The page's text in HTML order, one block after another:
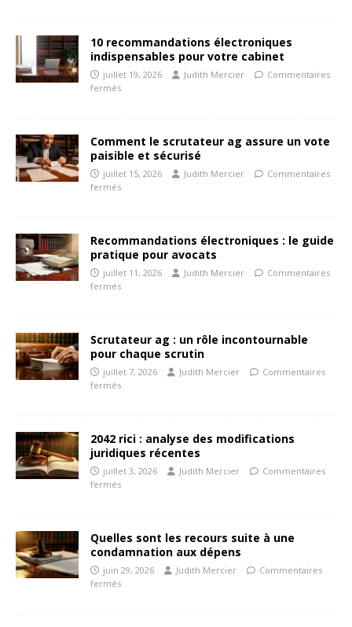
10 recommandations électroniques
indispensables pour votre cabinet
juillet 19, 2026 Judith Mercier
Commentaires
fermés
Comment le scrutateur ag assure un vote
paisible et sécurisé
juillet 15, 2026 Judith Mercier
Commentaires
fermés
Recommandations électroniques : le guide
pratique pour avocats
juillet 11, 2026 Judith Mercier
Commentaires
fermés
Scrutateur ag : un rôle incontournable
pour chaque scrutin
juillet 7, 2026 Judith Mercier
Commentaires
fermés
2042 rici : analyse des modifications
juridiques récentes
juillet 3, 2026 Judith Mercier
Commentaires
fermés
Quelles sont les recours suite à une
condamnation aux dépens
juin 29, 2026 Judith Mercier
Commentaires
fermés